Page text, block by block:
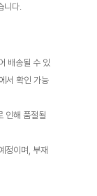
니다.
배송될 수 있
서 확인 가능
인해 품절될
정이며, 부재